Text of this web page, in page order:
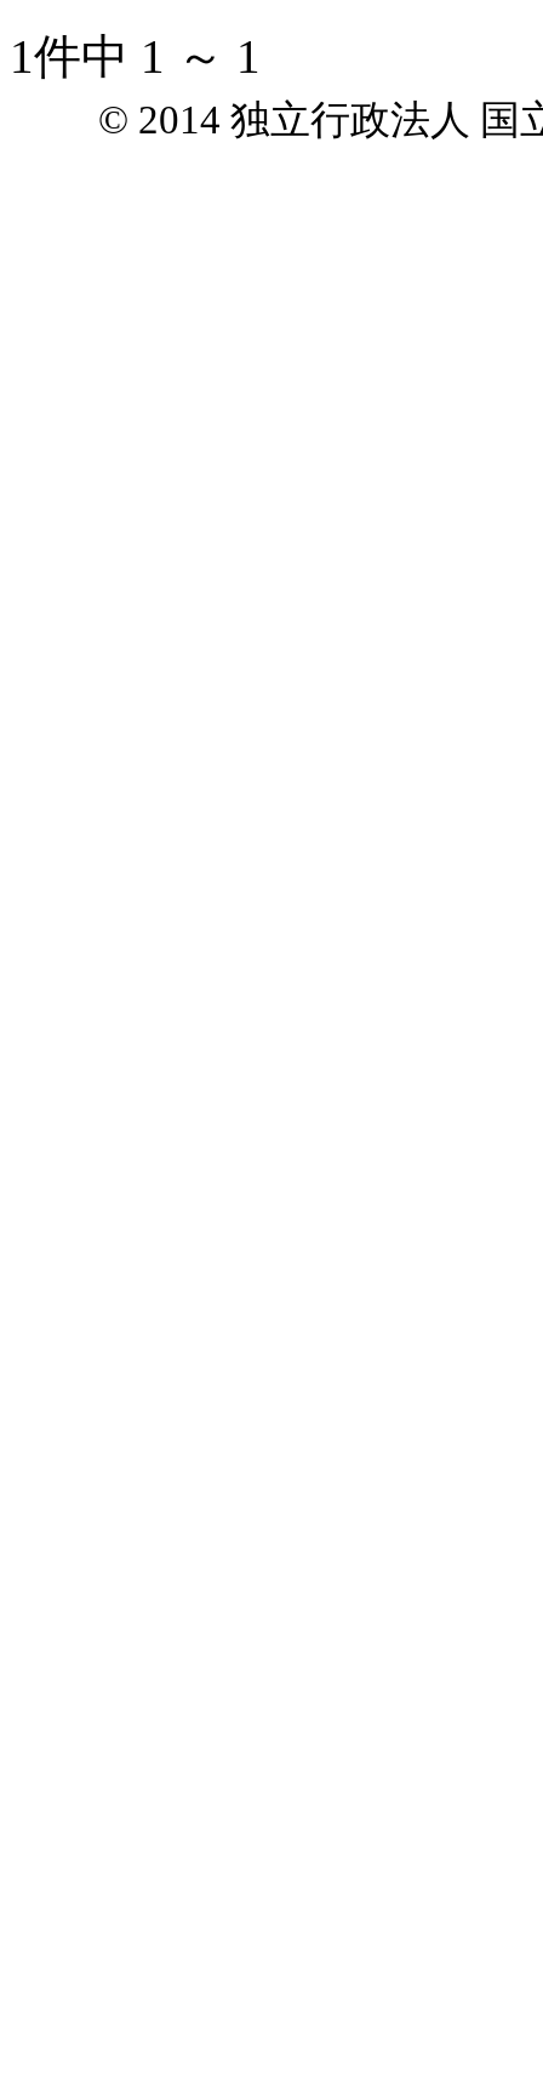
1件中 1 ～ 1
© 2014 独立行政法人 国